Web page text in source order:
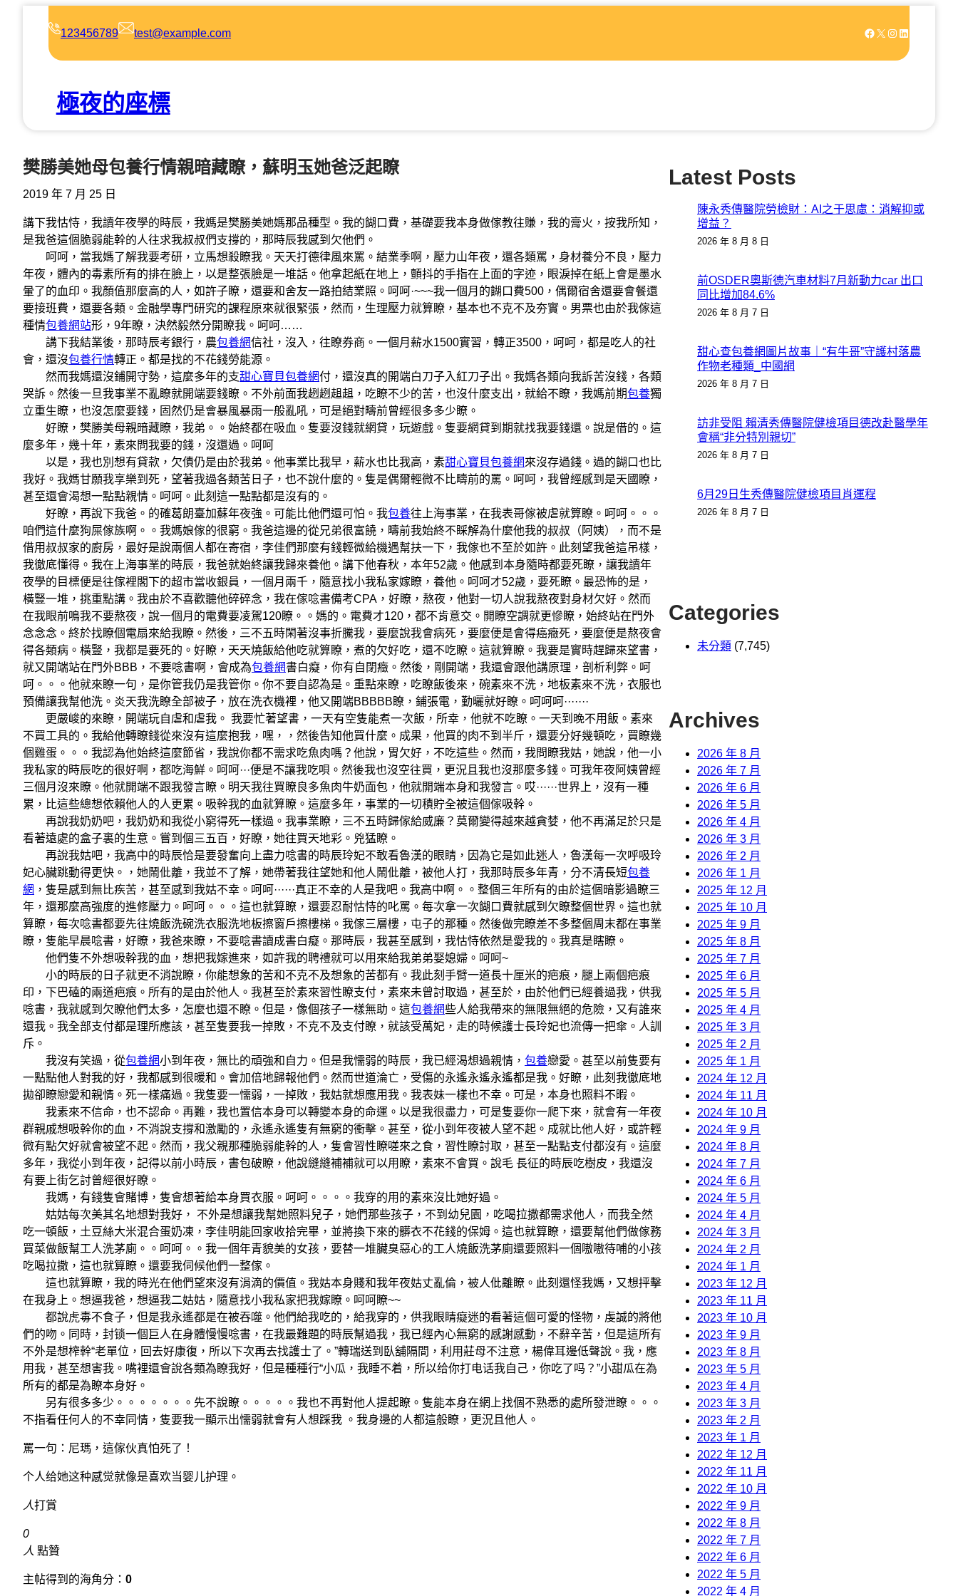
123456789 test@example.com Facebook X Instagram LinkedIn
極夜的座標
樊勝美她母包養行情親暗藏瞭，蘇明玉她爸泛起瞭
2019 年 7 月 25 日
講下我怙恃，我讀年夜學的時辰，我媽是樊勝美她媽那品種型。我的餬口費，基礎要我本身做傢教往賺，我的膏火，按我所知，
是我爸這個脆弱能幹的人往求我叔叔們支撐的，那時辰我感到欠他們。
呵呵，當我媽了解我要考研，立馬想殺瞭我。天天打德律風來罵。結業季啊，壓力山年夜，還各類罵，身材養分不良，壓力
年夜，體內的毒素所有的排在臉上，以是整張臉是一堆話。他拿起紙在地上，顫抖的手指在上面的字迹，眼淚掉在紙上會是墨水
暈了的血印。我顏值那麼高的人，如許子瞭，還要和舍友一路拍結業照。呵呵·~~~我一個月的餬口費500，偶爾宿舍還要會餐還
要接班費，還要各類。金融學專門研究的課程原來就很緊張，然而，生理壓力就算瞭，基本也不克不及夯實。男票也由於我傢這
種情包養網站形，9年瞭，決然毅然分開瞭我。呵呵……
講下我結業後，那時辰考銀行，農包養網信社，沒入，往瞭券商。一個月薪水1500實習，轉正3500，呵呵，都是吃人的社
會，還沒包養行情轉正。都是找的不花錢勞能源。
然而我媽還沒鋪開守勢，這麼多年的支甜心寶貝包養網付，還沒真的開端白刀子入紅刀子出。我媽各類向我訴苦沒錢，各類
哭訴。然後一旦我事業不亂瞭就開端要錢瞭。不外前面我趔趔趄趄，吃瞭不少的苦，也沒什麼支出，就給不瞭，我媽前期包養獨
立重生瞭，也沒怎麼要錢，固然仍是會暴風暴雨一般亂吼，可是絕對疇前曾經很多多少瞭。
好瞭，樊勝美母親暗藏瞭，我弟。。始終都在吸血。隻要沒錢就網貸，玩遊戲。隻要網貸到期就找我要錢還。說是借的。這
麼多年，幾十年，素來問我要的錢，沒還過。呵呵
以是，我也別想有貸款，欠債仍是由於我弟。他事業比我早，薪水也比我高，素甜心寶貝包養網來沒存過錢。過的餬口也比
我好。我媽甘願我享樂到死，望著我過各類苦日子，也不說什麼的。隻是偶爾輕微不比疇前的罵。呵呵，我曾經感到是天國瞭，
甚至還會渴想一點點親情。呵呵。此刻這一點點都是沒有的。
好瞭，再說下我爸。的確葛朗臺加蘇年夜強。可能比他們還可怕。我包養往上海事業，在我表哥傢被虐就算瞭。呵呵。。。
咱們這什麼狗屎傢族啊。。我媽娘傢的很窮。我爸這邊的從兄弟很富饒，疇前我始終不睬解為什麼他我的叔叔（阿姨），而不是
借用叔叔家的廚房，最好是說兩個人都在寄宿，李佳們那麼有錢輕微給機遇幫扶一下，我傢也不至於如許。此刻望我爸這吊樣，
我徹底懂得。我在上海事業的時辰，我爸就始終讓我歸來養他。講下他春秋，本年52歲。他感到本身隨時都要死瞭，讓我讀年
夜學的目標便是往傢裡閣下的超市當收銀員，一個月兩千，隨意找小我私家嫁瞭，養他。呵呵才52歲，要死瞭。最恐怖的是，
橫豎一堆，挑重點講。我由於不喜歡聽他碎碎念，我在傢唸書備考CPA，好瞭，熬夜，他對一切人說我熬夜對身材欠好。然而
在我眼前鳴我不要熬夜，說一個月的電費要凌駕120瞭。。媽的。電費才120，都不肯意交。開瞭空調就更慘瞭，始終站在門外
念念念。終於找瞭個電扇來給我瞭。然後，三不五時閑著沒事折騰我，要麼說我會病死，要麼便是會得癌癥死，要麼便是熬夜會
得各類病。橫豎，我都是要死的。好瞭，天天燒飯給他吃就算瞭，煮的欠好吃，還不吃瞭。這就算瞭。我要是實時趕歸來望書，
就又開端站在門外BBB，不要唸書啊，會成為包養網書白癡，你有自閉癥。然後，剛開端，我還會跟他講原理，剖析利弊。呵
呵。。。他就來瞭一句，是你管我仍是我管你。你不要自認為是。重點來瞭，吃瞭飯後來，碗素來不洗，地板素來不洗，衣服也
預備讓我幫他洗。炎天我洗瞭全部被子，放在洗衣機裡，他又開端BBBBB瞭，鋪張電，勤曬就好瞭。呵呵呵·······
更嚴峻的來瞭，開端玩自虐和虐我。 我要忙著望書，一天有空隻能煮一次飯，所幸，他就不吃瞭。一天到晚不用飯。素來
不買工具的。我給他轉瞭錢從來沒有這麼抱我，嘿，，然後告知他買什麼。成果，他買的肉不到半斤，還要分好幾頓吃，買瞭幾
個雞蛋。。。我認為他始終這麼節省，我說你都不需求吃魚肉嗎？他說，胃欠好，不吃這些。然而，我問瞭我姑，她說，他一小
我私家的時辰吃的很好啊，都吃海鮮。呵呵···便是不讓我吃唄。然後我也沒空往買，更況且我也沒那麼多錢。可我年夜阿姨曾經
三個月沒來瞭。他就開端不跟我發言瞭。明天我往買瞭良多魚肉牛奶面包，他就開端本身和我發言。哎······世界上，沒有一種
累，比這些總想依賴他人的人更累。吸幹我的血就算瞭。這麼多年，事業的一切積貯全被這個傢吸幹。
再說我奶奶吧，我奶奶和我從小窮得死一樣過。我事業瞭，三不五時歸傢給威廉？莫爾變得越來越貪婪，他不再滿足於只是
看著遠處的盒子裏的生意。嘗到個三五百，好瞭，她往買天地彩。兇猛瞭。
再說我姑吧，我高中的時辰恰是要發奮向上盡力唸書的時辰玲妃不敢看魯漢的眼睛，因為它是如此迷人，魯漢每一次呼吸玲
妃心臟跳動得更快。，她鬧仳離，我並不了解，她帶著我往望她和他人鬧仳離，被他人打，我那時辰多年青，分不清長短包養
網 ，隻是感到無比疾苦，甚至感到我姑不幸。呵呵······真正不幸的人是我吧。我高中啊。。整個三年所有的由於這個暗影過瞭三
年，還那麼高強度的進修壓力。呵呵。。。這也就算瞭，還要忍耐怙恃的叱罵。每次拿一次餬口費就感到欠瞭整個世界。這也就
算瞭，每次唸書都要先往燒飯洗碗洗衣服洗地板擦窗戶擦樓梯。我傢三層樓，屯子的那種。然後做完瞭差不多整個周末都在事業
瞭，隻能早晨唸書，好瞭，我爸來瞭，不要唸書讀成書白癡。那時辰，我甚至感到，我怙恃依然是愛我的。我真是瞎瞭。
他們隻不外想吸幹我的血，想把我嫁進來，如許我的聘禮就可以用來給我弟弟娶媳婦。呵呵~
小的時辰的日子就更不消說瞭，你能想象的苦和不克不及想象的苦都有。我此刻手臂一道長十厘米的疤痕，腿上兩個疤痕
印，下巴磕的兩道疤痕。所有的是由於他人。我甚至於素來習性瞭支付，素來未曾討取過，甚至於，由於他們已經養過我，供我
唸書，我就感到欠瞭他們太多，怎麼也還不瞭。但是，像個孩子一樣無助。這包養網些人給我帶來的無限無絕的危險，又有誰來
還我。我全部支付都是理所應該，甚至隻要我一掉敗，不克不及支付瞭，就該受萬妃，走的時候護士長玲妃也流傳一把傘。人訓
斥。
我沒有笑過，從包養網小到年夜，無比的頑強和自力。但是我懦弱的時辰，我已經渴想過親情， 包養戀愛。甚至以前隻要有
一點點他人對我的好，我都感到很暖和。會加倍地歸報他們。然而世道淪亡，受傷的永遙永遙永遙都是我。好瞭，此刻我徹底地
拋卻瞭戀愛和親情。死一樣痛過。我隻要一懦弱，一掉敗，我姑就想應用我。我表妹一樣也不幸。可是，本身也照料不暇。
我素來不信命，也不認命。再難，我也置信本身可以轉變本身的命運。以是我很盡力，可是隻要你一爬下來，就會有一年夜
群親戚想吸幹你的血，不消說支撐和激勵的，永遙永遙隻有無窮的衝擊。甚至，從小到年夜被人望不起。成就比他人好，或許輕
微有點欠好就會被望不起。然而，我父親那種脆弱能幹的人，隻會習性瞭嗟來之食，習性瞭討取，甚至一點點支付都沒有。這麼
多年，我從小到年夜，記得以前小時辰，書包破瞭，他說縫縫補補就可以用瞭，素來不會買。說毛 長征的時辰吃樹皮，我還沒
有要上街乞討曾經很好瞭。
我媽，有錢隻會賭博，隻會想著給本身買衣服。呵呵。。。。我穿的用的素來沒比她好過。
姑姑每次美其名地想對我好， 不外是想讓我幫她照料兒子，她們那些孩子，不到幼兒園，吃喝拉撒都需求他人，而我全然
吃一頓飯，土豆絲大米混合蛋奶凍，李佳明能回家收拾完畢，並將換下來的髒衣不花錢的保姆。這也就算瞭，還要幫他們做傢務
買菜做飯幫工人洗茅廁。。呵呵。。我一個年青貌美的女孩，要替一堆臟臭惡心的工人燒飯洗茅廁還要照料一個嗷嗷待哺的小孩
吃喝拉撒，這也就算瞭。還要我伺候他們一整傢。
這也就算瞭，我的時光在他們望來沒有涓滴的價值。我姑本身賤和我年夜姑丈亂倫，被人仳離瞭。此刻還怪我媽，又想抨擊
在我身上。想逼我爸，想逼我二姑姑，隨意找小我私家把我嫁瞭。呵呵瞭~~
都說虎毒不食子，但是我永遙都是在被吞噬。他們給我吃的，給我穿的，供我眼睛癡迷的看著這個可愛的怪物，虔誠的將他
們的吻。同時，封锁一個巨人在身體慢慢唸書，在我最難題的時辰幫過我，我已經內心無窮的感謝感動，不辭辛苦，但是這所有
不外是想榨幹“老單位，回去好康復，所以下次再去找護士了。”轉瑞送到臥舖隔間，利用莊母不注意，楊偉耳邊低聲說。我，應
用我，甚至想害我。嘴裡還會說各類為瞭我好，但是種種行“小瓜，我睡不着，所以给你打电话我自己，你吃了吗？”小甜瓜在為
所有的都是為瞭本身好。
另有很多多少。。。。。。。先不說瞭。。。。。我也不再對他人提起瞭。隻能本身在網上找個不熟悉的處所發泄瞭。。。
不指看任何人的不幸同情，隻要我一顯示出懦弱就會有人想踩我 。我身邊的人都這般瞭，更況且他人。
罵一句：尼瑪，這傢伙真怕死了！
个人给她这种感觉就像是喜欢当婴儿护理。
人打賞
0
人 點贊
主帖得到的海角分： 0
Latest Posts
陳永秀傳醫院勞檢財：AI之于思慮：消解抑或
增益？
2026 年 8 月 8 日
前OSDER奧斯德汽車材料7月新動力car 出口
同比增加84.6%
2026 年 8 月 7 日
甜心查包養網圖片故事｜“有牛哥”守護村落農
作物老種類_中國網
2026 年 8 月 7 日
訪非受阻 賴清秀傳醫院健檢項目德改赴醫學年
會稱“非分特別親切”
2026 年 8 月 7 日
6月29日生秀傳醫院健檢項目肖運程
2026 年 8 月 7 日
Categories
未分類 (7,745)
Archives
2026 年 8 月
2026 年 7 月
2026 年 6 月
2026 年 5 月
2026 年 4 月
2026 年 3 月
2026 年 2 月
2026 年 1 月
2025 年 12 月
2025 年 10 月
2025 年 9 月
2025 年 8 月
2025 年 7 月
2025 年 6 月
2025 年 5 月
2025 年 4 月
2025 年 3 月
2025 年 2 月
2025 年 1 月
2024 年 12 月
2024 年 11 月
2024 年 10 月
2024 年 9 月
2024 年 8 月
2024 年 7 月
2024 年 6 月
2024 年 5 月
2024 年 4 月
2024 年 3 月
2024 年 2 月
2024 年 1 月
2023 年 12 月
2023 年 11 月
2023 年 10 月
2023 年 9 月
2023 年 8 月
2023 年 5 月
2023 年 4 月
2023 年 3 月
2023 年 2 月
2023 年 1 月
2022 年 12 月
2022 年 11 月
2022 年 10 月
2022 年 9 月
2022 年 8 月
2022 年 7 月
2022 年 6 月
2022 年 5 月
2022 年 4 月